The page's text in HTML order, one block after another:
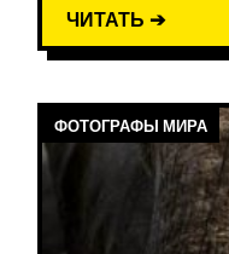
ЧИТАТЬ ➔
ФОТОГРАФЫ МИРА